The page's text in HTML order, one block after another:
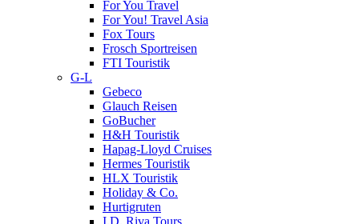
For You Travel
For You! Travel Asia
Fox Tours
Frosch Sportreisen
FTI Touristik
G-L
Gebeco
Glauch Reisen
GoBucher
H&H Touristik
Hapag-Lloyd Cruises
Hermes Touristik
HLX Touristik
Holiday & Co.
Hurtigruten
I.D. Riva Tours